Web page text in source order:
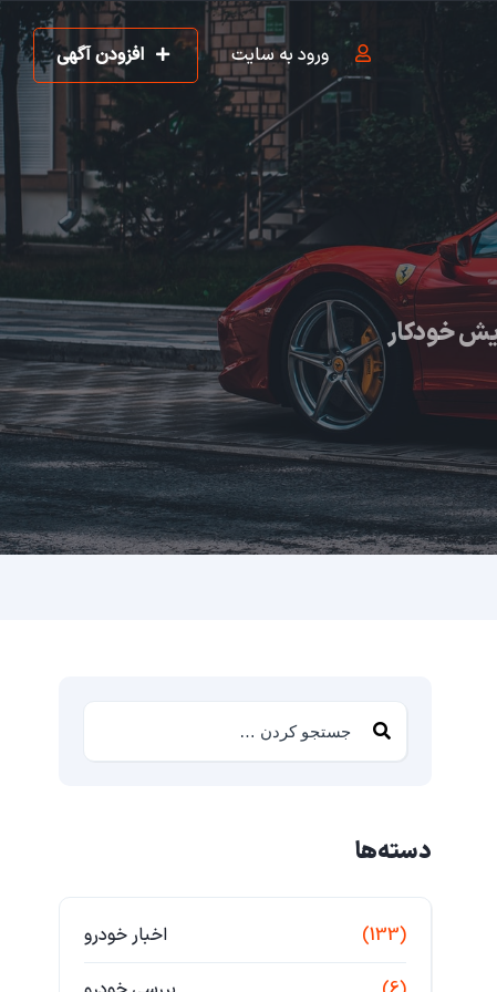
ورود به سایت افزودن آگهی
خودکار
دسته‌ها
اخبار خودرو (133)